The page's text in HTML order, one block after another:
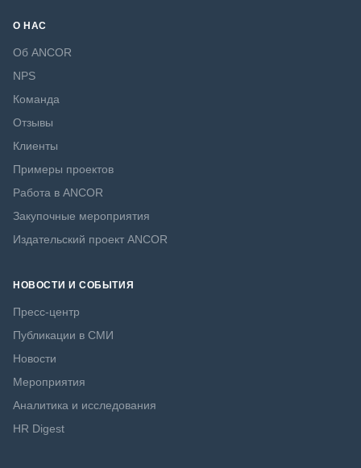
О НАС
Об ANCOR
NPS
Команда
Отзывы
Клиенты
Примеры проектов
Работа в ANCOR
Закупочные мероприятия
Издательский проект ANCOR
НОВОСТИ И СОБЫТИЯ
Пресс-центр
Публикации в СМИ
Новости
Мероприятия
Аналитика и исследования
HR Digest